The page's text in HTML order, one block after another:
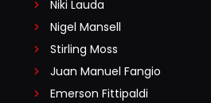
Niki Lauda
Nigel Mansell
Stirling Moss
Juan Manuel Fangio
Emerson Fittipaldi